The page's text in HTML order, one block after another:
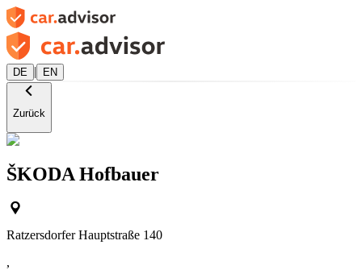
DE | EN
Zurück
ŠKODA Hofbauer
Ratzersdorfer Hauptstraße 140
,